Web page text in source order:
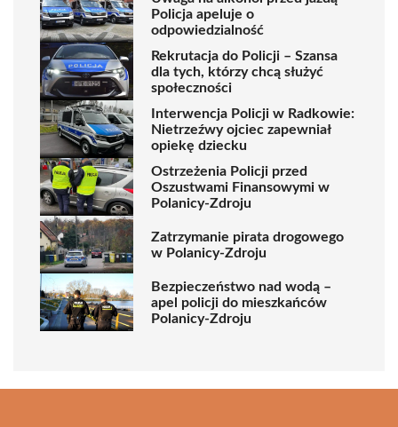
Policja apeluje o
odpowiedzialność
Rekrutacja do Policji – Szansa
dla tych, którzy chcą służyć
społeczności
Interwencja Policji w Radkowie:
Nietrzeźwy ojciec zapewniał
opiekę dziecku
Ostrzeżenia Policji przed
Oszustwami Finansowymi w
Polanicy-Zdroju
Zatrzymanie pirata drogowego
w Polanicy-Zdroju
Bezpieczeństwo nad wodą –
apel policji do mieszkańców
Polanicy-Zdroju